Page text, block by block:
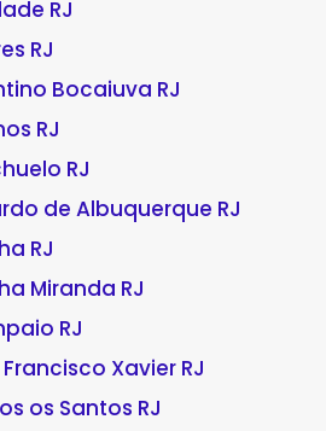
RJ
RJ
Bocaiuva RJ
RJ
RJ
de Albuquerque RJ
RJ
Miranda RJ
RJ
Xavier RJ
os Santos RJ